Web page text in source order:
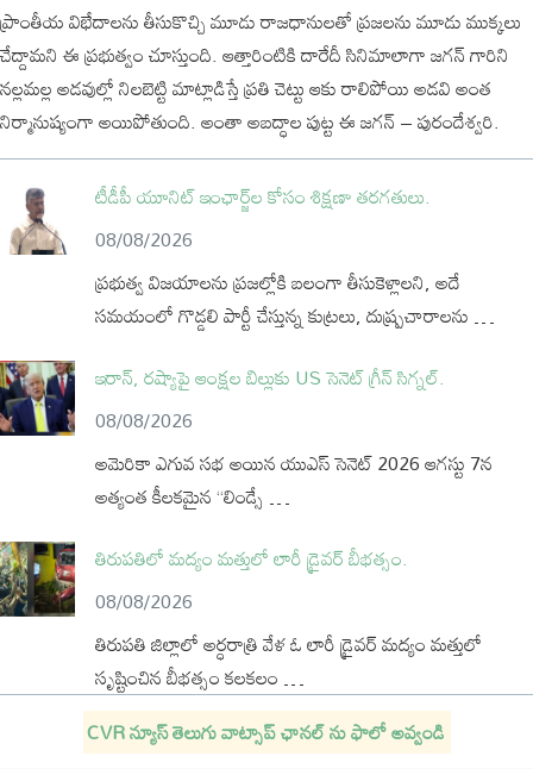
ప్రాంతీయ విభేదాలను తీసుకొచ్చి మూడు రాజధానులతో ప్రజలను మూడు ముక్కలు
చేద్దామని ఈ ప్రభుత్వం చూస్తుంది. ఆత్తారింటికి దారేదీ సినిమాలాగా జగన్ గారిని
నల్లమల్ల అడవుల్లో నిలబెట్టి మాట్లాడిస్తే ప్రతి చెట్టు ఆకు రాలిపోయి అడవి అంత
నిర్మానుష్యంగా అయిపోతుంది. అంతా అబద్ధాల పుట్ట ఈ జగన్ – పురందేశ్వరి.
టీడీపీ యూనిట్ ఇంఛార్జ్‌ల కోసం శిక్షణా తరగతులు.
08/08/2026
ప్రభుత్వ విజయాలను ప్రజల్లోకి బలంగా తీసుకెళ్లాలని, అదే
సమయంలో గొడ్డలి పార్టీ చేస్తున్న కుట్రలు, దుష్ప్రచారాలను …
ఇరాన్, రష్యాపై ఆంక్షల బిల్లుకు US సెనెట్ గ్రీన్ సిగ్నల్.
08/08/2026
అమెరికా ఎగువ సభ అయిన యుఎస్ సెనెట్ 2026 ఆగస్టు 7న
అత్యంత కీలకమైన “లిండ్సే …
తిరుపతిలో మద్యం మత్తులో లారీ డ్రైవర్ బీభత్సం.
08/08/2026
తిరుపతి జిల్లాలో అర్ధరాత్రి వేళ ఓ లారీ డ్రైవర్ మద్యం మత్తులో
సృష్టించిన బీభత్సం కలకలం …
CVR న్యూస్ తెలుగు వాట్సాప్ ఛానల్ ను ఫాలో అవ్వండి